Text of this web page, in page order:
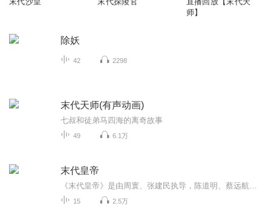
师】
除妖
42 2298
末代天师(有声动画)
七叔和徒弟马四海的离奇故事
49 6.1万
末代皇帝
15 2.5万